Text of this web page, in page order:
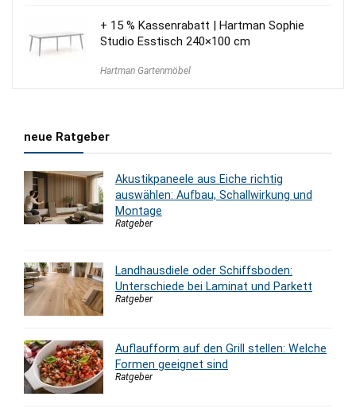
+ 15 % Kassenrabatt | Hartman Sophie
Studio Esstisch 240×100 cm
Hartman Gartenmöbel
neue Ratgeber
Akustikpaneele aus Eiche richtig
auswählen: Aufbau, Schallwirkung und
Montage
Ratgeber
Landhausdiele oder Schiffsboden:
Unterschiede bei Laminat und Parkett
Ratgeber
Auflaufform auf den Grill stellen: Welche
Formen geeignet sind
Ratgeber